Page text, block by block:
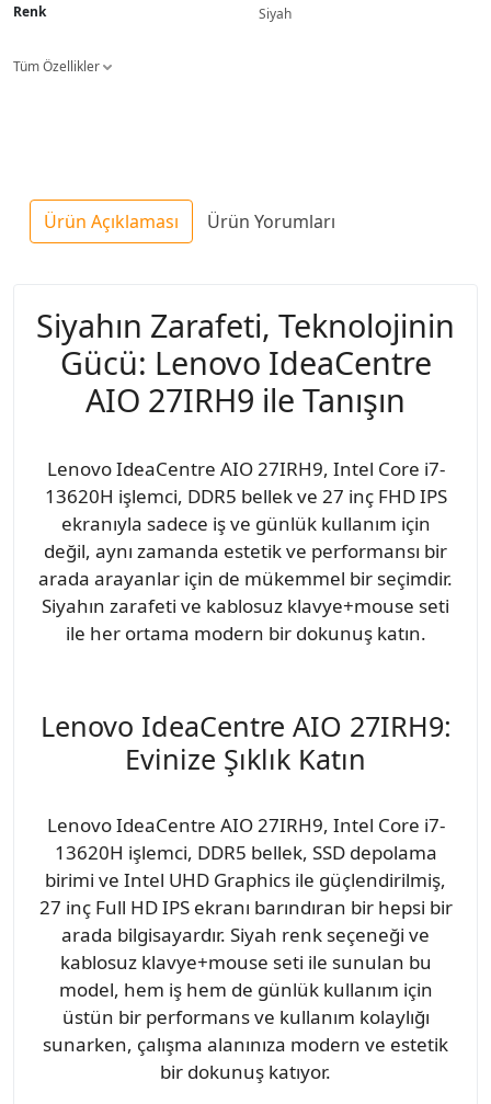
Renk
Siyah
Tüm Özellikler
Ürün Açıklaması Ürün Yorumları
Siyahın Zarafeti, Teknolojinin
Gücü: Lenovo IdeaCentre
AIO 27IRH9 ile Tanışın
Lenovo IdeaCentre AIO 27IRH9, Intel Core i7-
13620H işlemci, DDR5 bellek ve 27 inç FHD IPS
ekranıyla sadece iş ve günlük kullanım için
değil, aynı zamanda estetik ve performansı bir
arada arayanlar için de mükemmel bir seçimdir.
Siyahın zarafeti ve kablosuz klavye+mouse seti
ile her ortama modern bir dokunuş katın.
Lenovo IdeaCentre AIO 27IRH9:
Evinize Şıklık Katın
Lenovo IdeaCentre AIO 27IRH9, Intel Core i7-
13620H işlemci, DDR5 bellek, SSD depolama
birimi ve Intel UHD Graphics ile güçlendirilmiş,
27 inç Full HD IPS ekranı barındıran bir hepsi bir
arada bilgisayardır. Siyah renk seçeneği ve
kablosuz klavye+mouse seti ile sunulan bu
model, hem iş hem de günlük kullanım için
üstün bir performans ve kullanım kolaylığı
sunarken, çalışma alanınıza modern ve estetik
bir dokunuş katıyor.